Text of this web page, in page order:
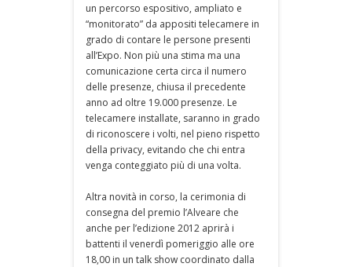
un percorso espositivo, ampliato e
“monitorato” da appositi telecamere in
grado di contare le persone presenti
all’Expo. Non più una stima ma una
comunicazione certa circa il numero
delle presenze, chiusa il precedente
anno ad oltre 19.000 presenze. Le
telecamere installate, saranno in grado
di riconoscere i volti, nel pieno rispetto
della privacy, evitando che chi entra
venga conteggiato più di una volta.
Altra novità in corso, la cerimonia di
consegna del premio l’Alveare che
anche per l’edizione 2012 aprirà i
battenti il venerdì pomeriggio alle ore
18,00 in un talk show coordinato dalla